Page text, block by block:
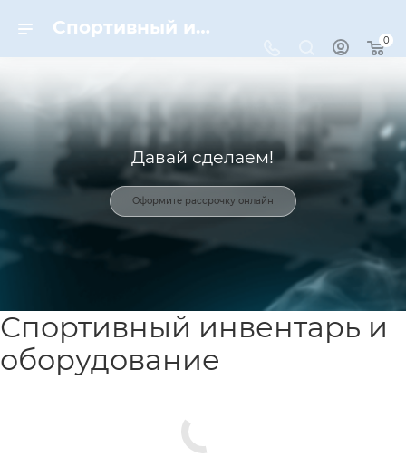
Спортивный инвентарь и оборудование для спорта в Москве | Dynamic-Sport
0
Давай сделаем!
Оформите рассрочку онлайн
Спортивный инвентарь и
оборудование